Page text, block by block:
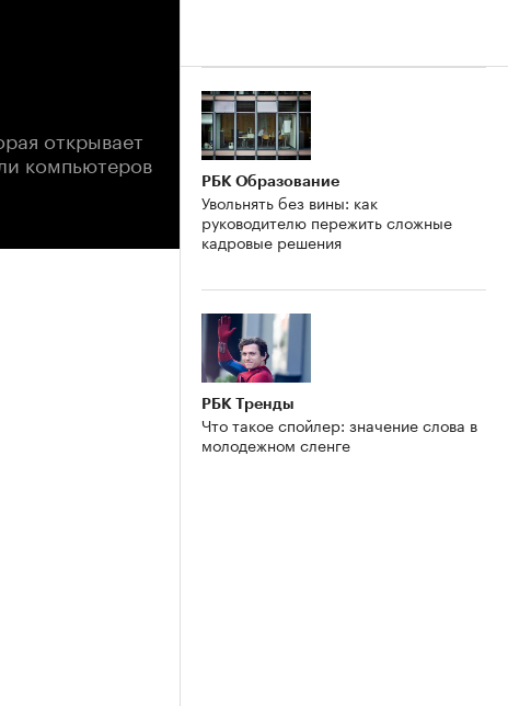
открывает
компьютеров
РБК Образование
Увольнять без вины: как
руководителю пережить сложные
кадровые решения
РБК Тренды
Что такое спойлер: значение слова в
молодежном сленге